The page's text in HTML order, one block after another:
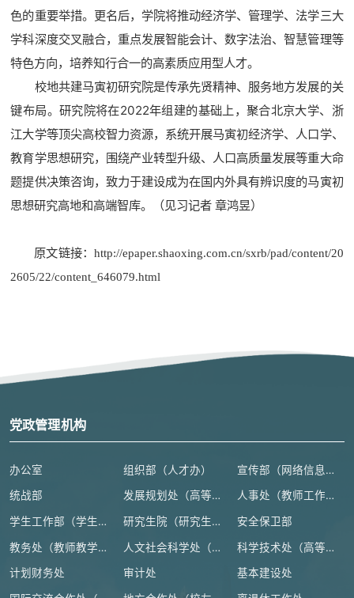
色的重要举措。更名后，学院将推动经济学、管理学、法学三大
学科深度交叉融合，重点发展智能会计、数字法治、智慧管理等
特色方向，培养知行合一的高素质应用型人才。
校地共建马寅初研究院是传承先贤精神、服务地方发展的关
键布局。研究院将在2022年组建的基础上，聚合北京大学、浙
江大学等顶尖高校智力资源，系统开展马寅初经济学、人口学、
教育学思想研究，围绕产业转型升级、人口高质量发展等重大命
题提供决策咨询，致力于建设成为在国内外具有辨识度的马寅初
思想研究高地和高端智库。
（见习记者 章鸿昱）
原文链接：http://epaper.shaoxing.com.cn/sxrb/pad/content/20
2605/22/content_646079.html
党政管理机构
办公室 组织部（人才办） 宣传部（网络信息安全管理与新闻中心）
统战部 发展规划处（高等教育研究所） 人事处（教师工作部）
学生工作部（学生处、人武部） 研究生院（研究生工作部、学科建设办公室） 安全保卫部
教务处（教师教学发展中心） 人文社会科学处（高等人文研究院） 科学技术处（高等研究院）
计划财务处 审计处 基本建设处